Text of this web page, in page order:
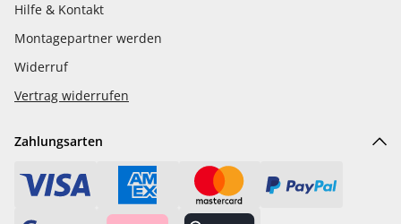
Hilfe & Kontakt
Montagepartner werden
Widerruf
Vertrag widerrufen
Zahlungsarten